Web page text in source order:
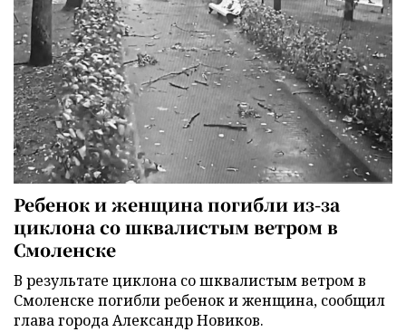
Ребенок и женщина погибли из-за
циклона со шквалистым ветром в
Смоленске
В результате циклона со шквалистым ветром в
Смоленске погибли ребенок и женщина, сообщил
глава города Александр Новиков.